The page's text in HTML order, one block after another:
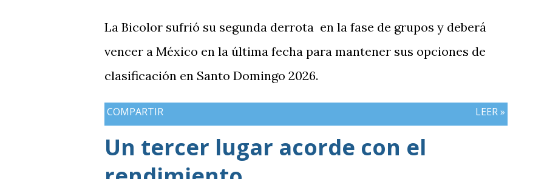
La Bicolor sufrió su segunda derrota en la fase de grupos y deberá
vencer a México en la última fecha para mantener sus opciones de
clasificación en Santo Domingo 2026.
COMPARTIR LEER »
Un tercer lugar acorde con el